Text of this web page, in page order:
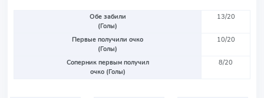
Обе забили
(Голы)
13/20
Первые получили очко
(Голы)
10/20
Соперник первым получил
очко (Голы)
8/20